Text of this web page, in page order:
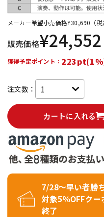
メーカー希望小売価格¥30,690 （税
販売価格¥24,552
獲得予定ポイント：
注文数：
カートに入れる
7/28～早い者勝
対象5％OFFク
終了